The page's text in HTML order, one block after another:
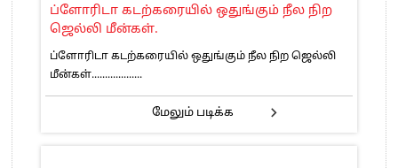
ப்ளோரிடா கடற்கரையில் ஒதுங்கும் நீல நிற
ஜெல்லி மீன்கள்.
ப்ளோரிடா கடற்கரையில் ஒதுங்கும் நீல நிற ஜெல்லி
மீன்கள்...................
மேலும் படிக்க